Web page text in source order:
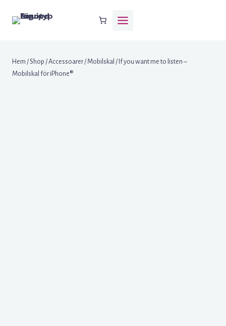
Hem /Shop /Accessoarer / Mobilskal / If you want me to listen –
Mobilskal för iPhone®